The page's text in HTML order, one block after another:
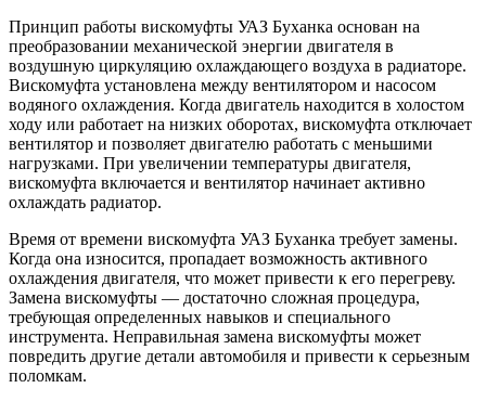
Принцип работы вискомуфты УАЗ Буханка основан на
преобразовании механической энергии двигателя в
воздушную циркуляцию охлаждающего воздуха в радиаторе.
Вискомуфта установлена между вентилятором и насосом
водяного охлаждения. Когда двигатель находится в холостом
ходу или работает на низких оборотах, вискомуфта отключает
вентилятор и позволяет двигателю работать с меньшими
нагрузками. При увеличении температуры двигателя,
вискомуфта включается и вентилятор начинает активно
охлаждать радиатор.
Время от времени вискомуфта УАЗ Буханка требует замены.
Когда она износится, пропадает возможность активного
охлаждения двигателя, что может привести к его перегреву.
Замена вискомуфты — достаточно сложная процедура,
требующая определенных навыков и специального
инструмента. Неправильная замена вискомуфты может
повредить другие детали автомобиля и привести к серьезным
поломкам.